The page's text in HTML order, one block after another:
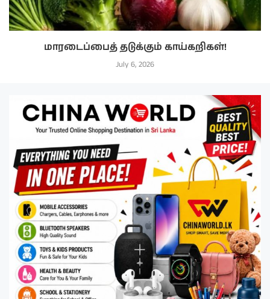
மாரடைப்பைத் தடுக்கும் காய்கறிகள்!
July 6, 2026